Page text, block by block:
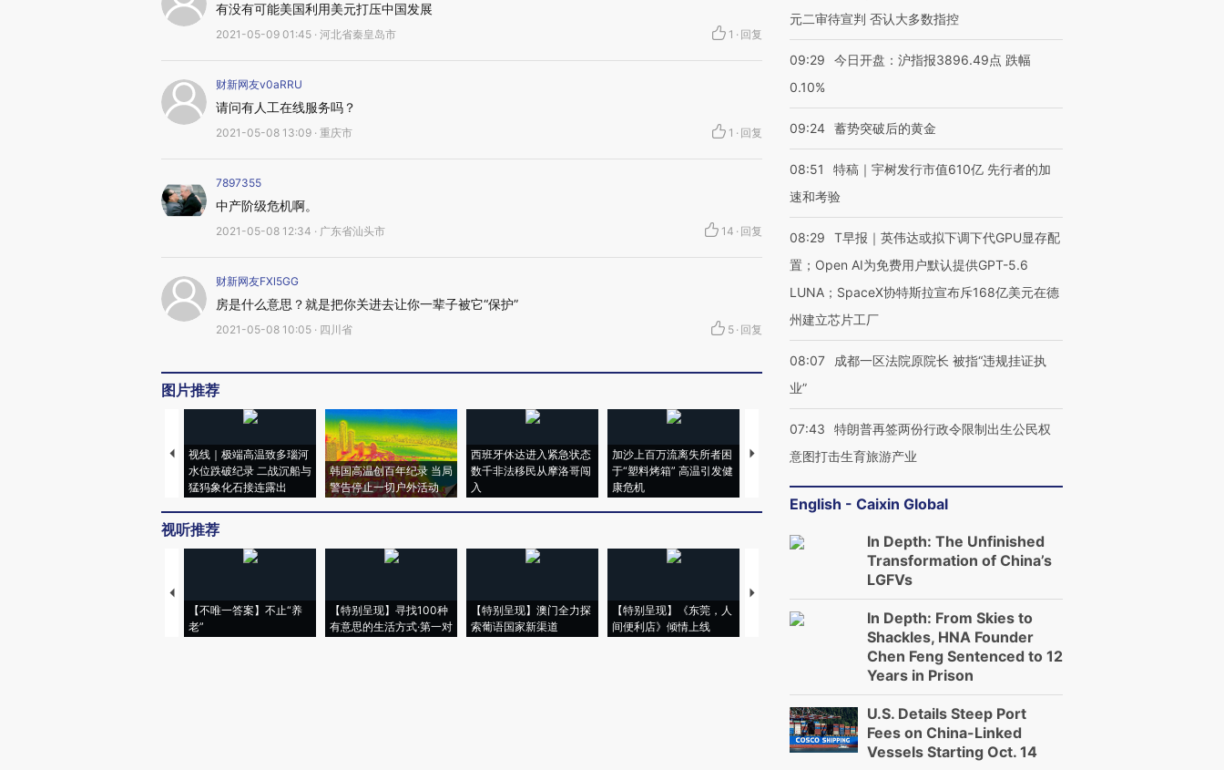
有没有可能美国利用美元打压中国发展
2021-05-09 01:45 · 河北省秦皇岛市 1 · 回复
财新网友v0aRRU
请问有人工在线服务吗？
2021-05-08 13:09 · 重庆市 1 · 回复
7897355
中产阶级危机啊。
2021-05-08 12:34 · 广东省汕头市 14 · 回复
财新网友FXl5GG
房是什么意思？就是把你关进去让你一辈子被它“保护”
2021-05-08 10:05 · 四川省 5 · 回复
图片推荐
视线｜极端高温致多瑙河
水位跌破纪录 二战沉船与
猛犸象化石接连露出
韩国高温创百年纪录 当局
警告停止一切户外活动
西班牙休达进入紧急状态
数千非法移民从摩洛哥闯
入
加沙上百万流离失所者困
于“塑料烤箱” 高温引发健
康危机
视线｜HYROX的吸金
心“花钱找虐”？
马航飞行员跨国走私7万
毒品
育部长拱下台
视听推荐
【不唯一答案】不止“养
老”
【特别呈现】寻找100种
有意思的生活方式·第一对
【特别呈现】澳门全力探
索葡语国家新渠道
【特别呈现】《东莞，人
间便利店》倾情上线
【推广】走进第四届链博
会，让数智科技“链”接产
【特别呈现】寻找100种
有意思的生活方式·第三对
元二审待宣判 否认大多数指控
09:29
今日开盘：沪指报3896.49点 跌幅
0.10%
09:24 蓄势突破后的黄金
08:51
特稿｜宇树发行市值610亿 先行者的加
速和考验
08:29
T早报｜英伟达或拟下调下代GPU显存配
置；Open AI为免费用户默认提供GPT-5.6
LUNA；SpaceX协特斯拉宣布斥168亿美元在德
州建立芯片工厂
08:07
成都一区法院原院长 被指“违规挂证执
业”
07:43
特朗普再签两份行政令限制出生公民权
意图打击生育旅游产业
English - Caixin Global
In Depth: The Unfinished
Transformation of China’s
LGFVs
In Depth: From Skies to
Shackles, HNA Founder
Chen Feng Sentenced to 12
Years in Prison
U.S. Details Steep Port
Fees on China-Linked
Vessels Starting Oct. 14